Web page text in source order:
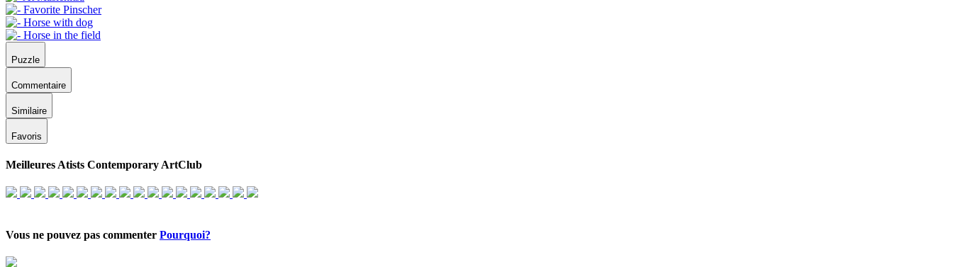
Puzzle
Commentaire
Similaire
Favoris
Meilleures Atists Contemporary ArtClub
Vous ne pouvez pas commenter Pourquoi?